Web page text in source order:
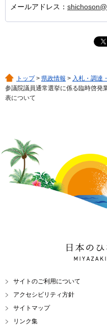
メールアドレス：
トップ> 県政情報 > 入札・調達
参議院議員通常選挙に係る臨時啓発
表について
日本のひな
MIYAZAKI
サイトのご利用について
アクセシビリティ方針
サイトマップ
リンク集